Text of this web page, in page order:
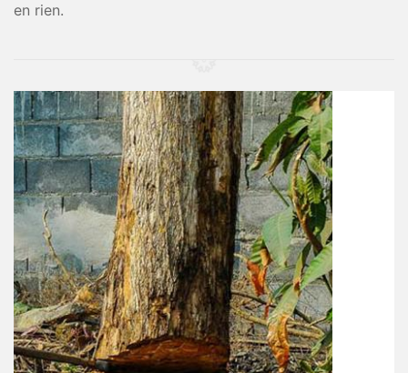
en rien.